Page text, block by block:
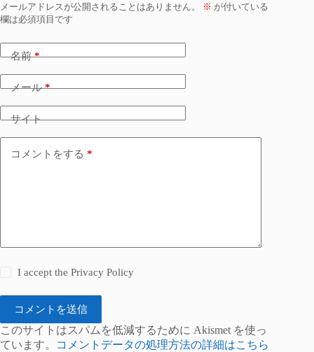
メールアドレスが公開されることはありません。 ※ が付いている
欄は必須項目です
名前*
メール*
サイト
コメントをする *
I accept thePrivacy Policy
コメントを送信
このサイトはスパムを低減するために Akismet を使っ
ています。
コメントデータの処理方法の詳細はこちら